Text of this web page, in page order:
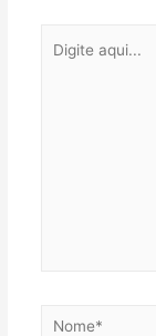
aqui...
Nome*